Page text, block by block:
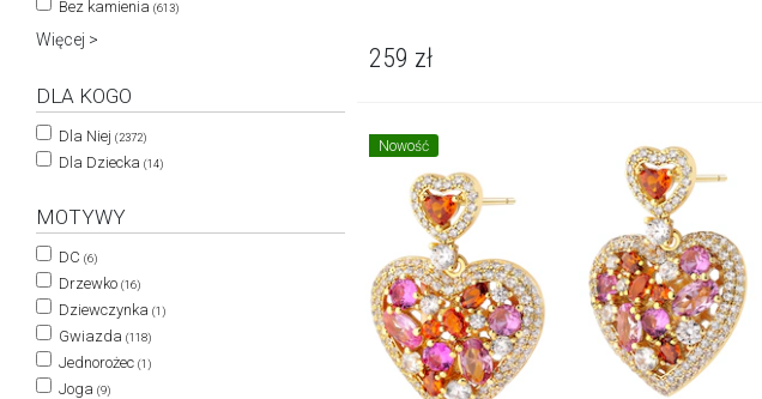
Bez kamienia (613)
Więcej >
DLA KOGO
Dla Niej (2372)
Dla Dziecka (14)
MOTYWY
DC (6)
Drzewko (16)
Dziewczynka (1)
Gwiazda (118)
Jednorożec (1)
Joga (9)
259 zł
Nowość